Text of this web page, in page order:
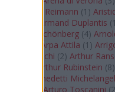
Aribert Reimann (1 )
Armand Duplantis (1
Arnold Schönberg (4)
Árpa Attila (1 )
Gentileschi (2) Arthur
Arthur Rubinstein (8)
Arturo Benedetti
Arturo Toscanini (2